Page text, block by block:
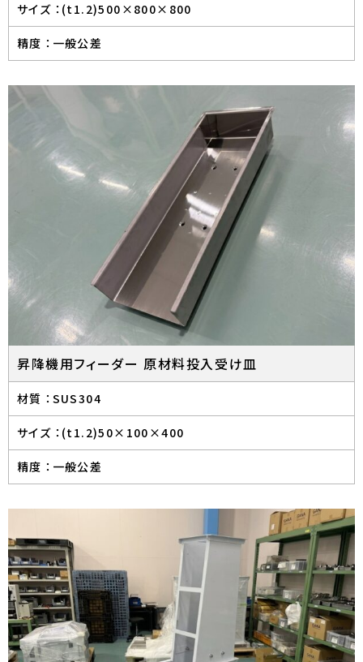
サイズ ： (t1.2)500×800×800
精度 ： 一般公差
昇降機用フィーダー 原材料投入受け皿
材質 ： SUS304
サイズ ： (t1.2)50×100×400
精度 ： 一般公差